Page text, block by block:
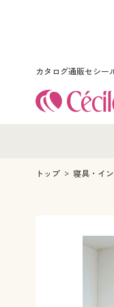
カタログ通販セシー
トップ 寝具・イ